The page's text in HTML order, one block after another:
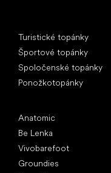
Turistické topánky
Športové topánky
Spoločenské topánky
Ponožkotopánky
Anatomic
Be Lenka
Vivobarefoot
Groundies